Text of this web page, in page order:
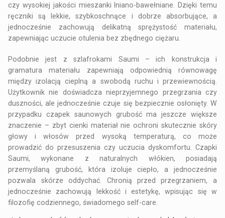
czy wysokiej jakości mieszanki lniano-bawełniane. Dzięki temu
ręczniki są lekkie, szybkoschnące i dobrze absorbujące, a
jednocześnie zachowują delikatną sprężystość materiału,
zapewniając uczucie otulenia bez zbędnego ciężaru.
Podobnie jest z szlafrokami Saumi – ich konstrukcja i
gramatura materiału zapewniają odpowiednią równowagę
między izolacją cieplną a swobodą ruchu i przewiewnością.
Użytkownik nie doświadcza nieprzyjemnego przegrzania czy
duszności, ale jednocześnie czuje się bezpiecznie osłonięty. W
przypadku czapek saunowych grubość ma jeszcze większe
znaczenie – zbyt cienki materiał nie ochroni skutecznie skóry
głowy i włosów przed wysoką temperaturą, co może
prowadzić do przesuszenia czy uczucia dyskomfortu. Czapki
Saumi, wykonane z naturalnych włókien, posiadają
przemyślaną grubość, która izoluje ciepło, a jednocześnie
pozwala skórze oddychać. Chronią przed przegrzaniem, a
jednocześnie zachowują lekkość i estetykę, wpisując się w
filozofię codziennego, świadomego self-care.